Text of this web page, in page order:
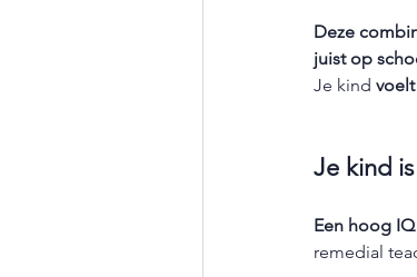
Deze
juist op
Je kind
Je kind
Een hoog
remedial